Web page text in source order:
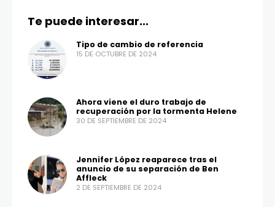
Te puede interesar...
Tipo de cambio de referencia
15 DE OCTUBRE DE 2024
Ahora viene el duro trabajo de
recuperación por la tormenta Helene
30 DE SEPTIEMBRE DE 2024
Jennifer López reaparece tras el
anuncio de su separación de Ben
Affleck
2 DE SEPTIEMBRE DE 2024